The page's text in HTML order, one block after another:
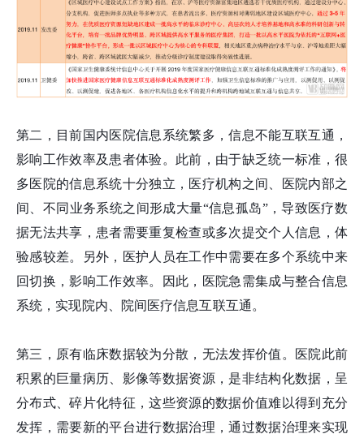
第二，目前国内医院信息系统繁多，信息不能互联互通，
影响工作效率及患者体验。此前，由于缺乏统一标准，很
多医院的信息系统十分独立，医疗机构之间、医院内部之
间、不同业务系统之间形成大量“信息孤岛”，导致医疗数
据无法共享，患者需要重复检查或多次提交个人信息，体
验感较差。另外，医护人员在工作中需要在多个系统中来
回切换，影响工作效率。因此，医院急需集成与整合信息
系统，实现院内、院间医疗信息互联互通。
第三，原有临床数据较为分散，无法发挥价值。医院此前
积累的巨量病历、影像等数据资源，是非结构化数据，呈
分布式、碎片化特征，这些资源的数据价值难以得到充分
发挥，需要新的平台进行数据治理，通过数据治理来实现